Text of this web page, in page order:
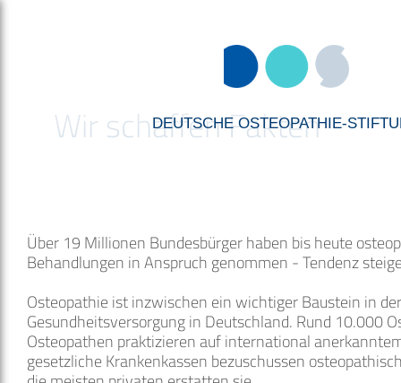
DEUTSCHE OSTEOPATHIE-
Wir schaffen Fakten
Über 19 Millionen Bundesbürger haben bis heute
Behandlungen in Anspruch genommen - Tendenz
Osteopathie ist inzwischen ein wichtiger Baustein in der
Gesundheitsversorgung in Deutschland. Rund 10.000
Osteopathen praktizieren auf international
gesetzliche Krankenkassen bezuschussen